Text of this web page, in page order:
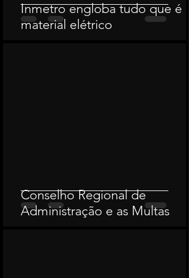
Inmetro engloba tudo que é
material elétrico
Conselho Regional de
Administração e as Multas